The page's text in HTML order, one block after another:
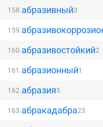
158.абразивный3
159.
160.абразивостойкий2
161.абразионный1
162.абразия5
163.абракадабра23